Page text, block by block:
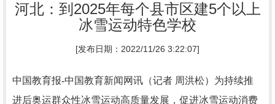
河北：到2025年每个县市区建5个以上
冰雪运动特色学校
[发布日期：2022/11/26 3:22:07]
中国教育报-中国教育新闻网讯（记者 周洪松） 为持续推
进后奥运群众性冰雪运动高质量发展，促进冰雪运动消费